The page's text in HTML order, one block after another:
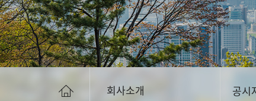
오시는길
회사소개 공시